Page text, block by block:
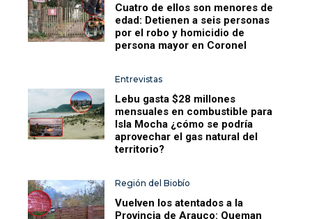
Cuatro de ellos son menores de
edad: Detienen a seis personas
por el robo y homicidio de
persona mayor en Coronel
Entrevistas
Lebu gasta $28 millones
mensuales en combustible para
Isla Mocha ¿cómo se podría
aprovechar el gas natural del
territorio?
Región del Biobío
Vuelven los atentados a la
Provincia de Arauco: Queman